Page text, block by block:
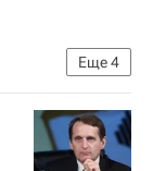
Еще4